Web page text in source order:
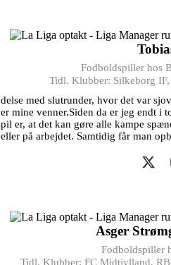
Fodboldspiller hos
Tidl. Klubber: Silkeborg
med slutrunder, hvor det var
venner.Siden da er jeg endt i
er, at det kan gøre alle kampe
på arbejdet. Samtidig får man
Asger
Fodboldspiller
Tidl. Klubber: FC Midtjylland,